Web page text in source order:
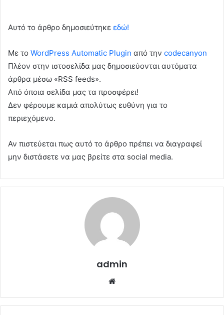
Αυτό το άρθρο δημοσιεύτηκε εδώ!
Με το WordPress Automatic Plugin από την codecanyon
Πλέον στην ιστοσελίδα μας δημοσιεύονται αυτόματα
άρθρα μέσω «RSS feeds».
Από όποια σελίδα μας τα προσφέρει!
Δεν φέρουμε καμιά απολύτως ευθύνη για το
περιεχόμενο.
Αν πιστεύεται πως αυτό το άρθρο πρέπει να διαγραφεί
μην διστάσετε να μας βρείτε στα social media.
admin